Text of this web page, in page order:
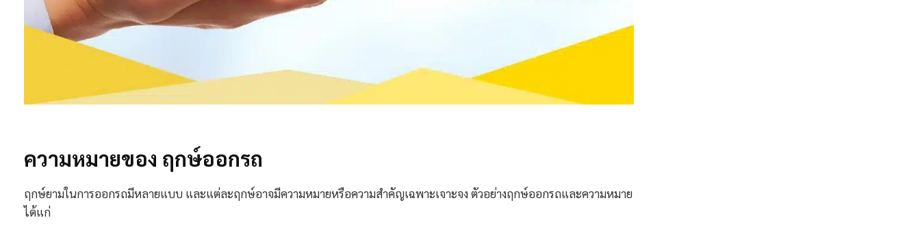
ความหมายของ ฤกษ์ออกรถ
ฤกษ์ยามในการออกรถมีหลายแบบ และแต่ละฤกษ์อาจมีความหมายหรือความสำคัญเฉพาะเจาะจง ตัวอย่างฤกษ์ออกรถและความหมาย
ได้แก่